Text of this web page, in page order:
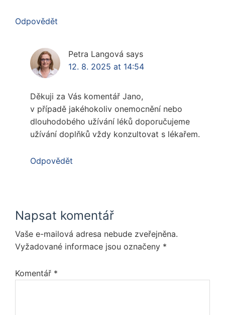
Odpovědět
Petra Langová says
12. 8. 2025 at 14:54
Děkuji za Vás komentář Jano,
v případě jakéhokoliv onemocnění nebo
dlouhodobého užívání léků doporučujeme
užívání doplňků vždy konzultovat s lékařem.
Odpovědět
Napsat komentář
Vaše e-mailová adresa nebude zveřejněna.
Vyžadované informace jsou označeny *
Komentář *